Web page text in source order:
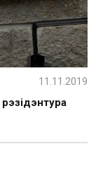
11.11.2019